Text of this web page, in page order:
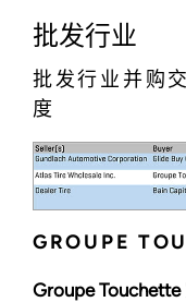
批发行业
批发行业并购
度
GROUPE
Groupe Touchette